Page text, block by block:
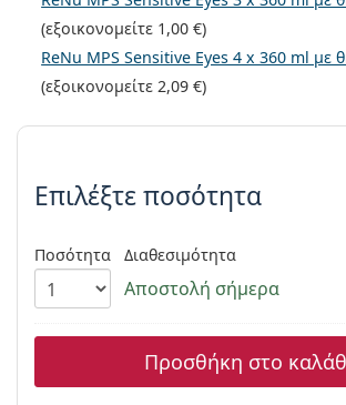
Persol
Prada
Όλες οι μάρκες
(εξοικονομείτε 1,00 €)
ReNu MPS Sensitive Eyes 4 x 360 ml με
(εξοικονομείτε2,09 €)
Συμπληρώστε τις
Επιλέξτε ποσότητα
Ποσότητα Διαθεσιμότητα
Αποστολή σήμερα
Προσθήκη στο